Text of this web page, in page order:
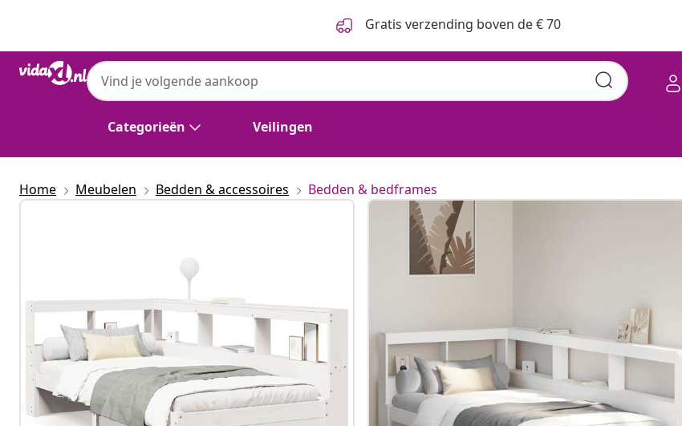
Gratis verzending boven de € 70
Categorieën Veilingen
Home Meubelen Bedden & accessoires Bedden & bedframes